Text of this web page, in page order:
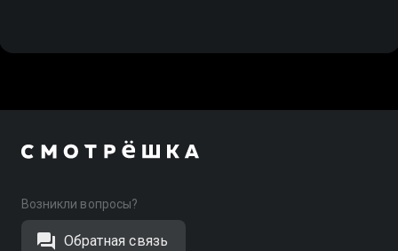
Возникли вопросы?
Обратная связь